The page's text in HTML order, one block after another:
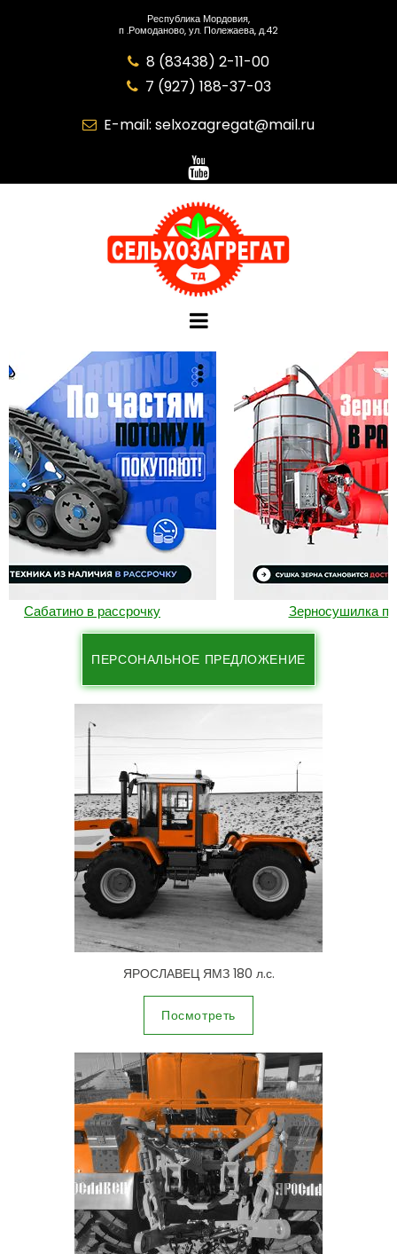
Республика Мордовия,
п .Ромоданово, ул. Полежаева, д.42
 8 (83438) 2-11-00
 7 (927) 188-37-03
 E-mail: selxozagregat@mail.ru
Сабатино в рассрочку Зерносушилка под
ПЕРСОНАЛЬНОЕ ПРЕДЛОЖЕНИЕ
ЯРОСЛАВЕЦ ЯМЗ 180 л.с.
Посмотреть